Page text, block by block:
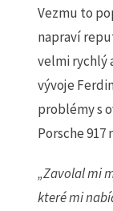
Vezmu to
napraví
velmi rychlý
vývoje
problémy s
Porsche
„Zavolal mi
které mi